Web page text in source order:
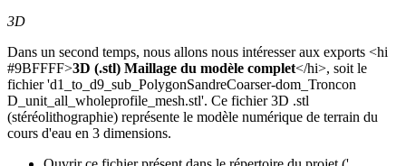
3D
Dans un second temps, nous allons nous intéresser aux exports <hi
#9BFFFF>3D (.stl) Maillage du modèle complet</hi>, soit le
fichier 'd1_to_d9_sub_PolygonSandreCoarser-dom_Troncon
D_unit_all_wholeprofile_mesh.stl'. Ce fichier 3D .stl
(stéréolithographie) représente le modèle numérique de terrain du
cours d'eau en 3 dimensions.